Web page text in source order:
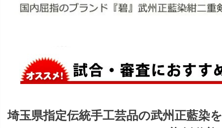
埼玉県指定伝統手工芸品の武州正藍染